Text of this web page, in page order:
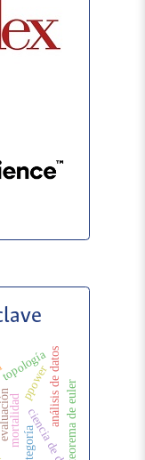
mortalidadciencia de datos
análisis de datos
ppower teorema de euler
categoría
topología